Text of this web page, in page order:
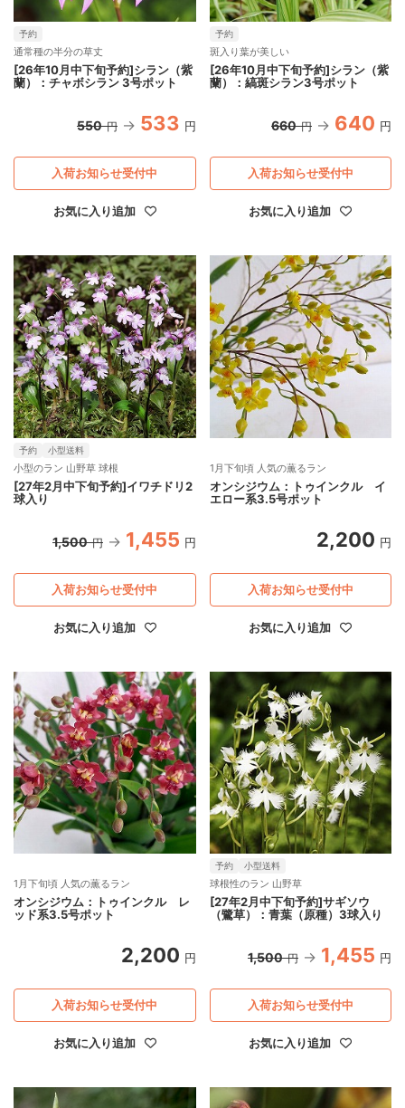
予約
通常種の半分の草丈
[26年10月中下旬予約]シラン（紫
蘭）：チャボシラン 3号ポット
550 円 533 円
お気に入り追加
入荷お知らせ受付中
予約
斑入り葉が美しい
[26年10月中下旬予約]シラン（紫
蘭）：縞斑シラン3号ポット
660 円 640 円
お気に入り追加
入荷お知らせ受付中
予約 小型送料
小型のラン 山野草 球根
[27年2月中下旬予約]イワチドリ2
球入り
1,500 円 1,455 円
お気に入り追加
入荷お知らせ受付中
1月下旬頃 人気の薫るラン
オンシジウム：トゥインクル イ
エロー系3.5号ポット
2,200 円
お気に入り追加
入荷お知らせ受付中
1月下旬頃 人気の薫るラン
オンシジウム：トゥインクル レ
ッド系3.5号ポット
2,200 円
お気に入り追加
入荷お知らせ受付中
予約 小型送料
球根性のラン 山野草
[27年2月中下旬予約]サギソウ
（鷺草）：青葉（原種）3球入り
1,500 円 1,455 円
お気に入り追加
入荷お知らせ受付中